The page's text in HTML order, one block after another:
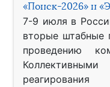
«Поиск-2026» и
7-9 июля в
вторые штабные
проведению